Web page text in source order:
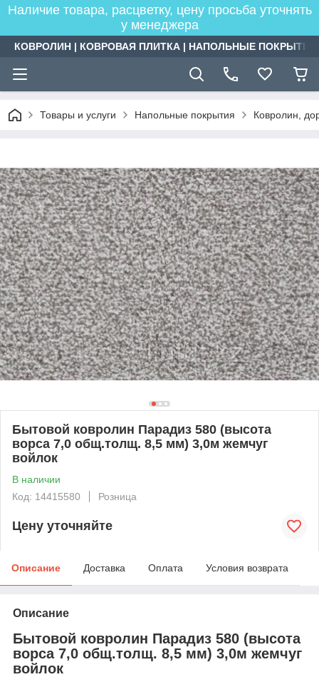
Наличие товара, расцветку, цену просьба уточнять
у менеджера
КОВРОЛИН | КОВРОВАЯ ПЛИТКА | НАПОЛЬНЫЕ
Товары и услуги Напольные покрытия Ковролин,
Бытовой ковролин Парадиз 580 (высота
ворса 7,0 общ.толщ. 8,5 мм) 3,0м жемчуг
войлок
В наличии
Код: 14415580
Розница
Цену уточняйте
Описание Доставка Оплата Условия возврата
Описание
Бытовой ковролин Парадиз 580 (высота
ворса 7,0 общ.толщ. 8,5 мм) 3,0м жемчуг
войлок